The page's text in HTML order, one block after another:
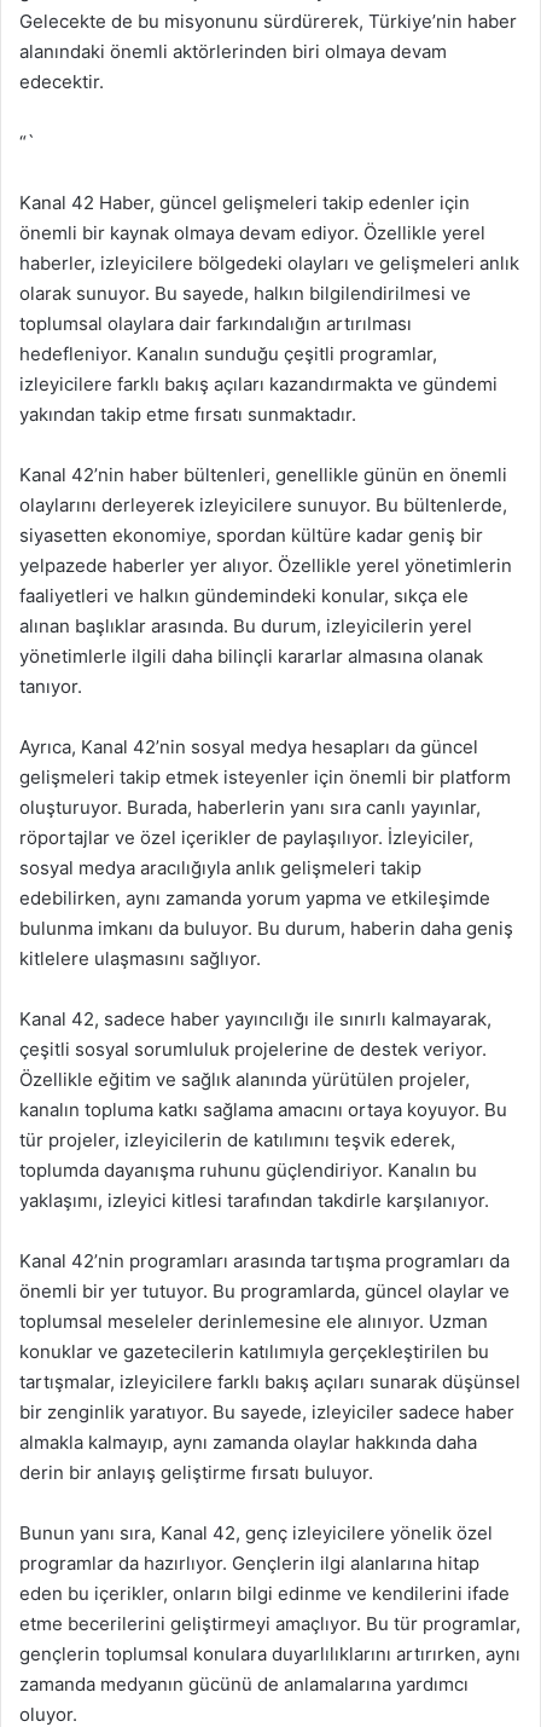
Gelecekte de bu misyonunu sürdürerek, Türkiye’nin haber
alanındaki önemli aktörlerinden biri olmaya devam
edecektir.
“`
Kanal 42 Haber, güncel gelişmeleri takip edenler için
önemli bir kaynak olmaya devam ediyor. Özellikle yerel
haberler, izleyicilere bölgedeki olayları ve gelişmeleri anlık
olarak sunuyor. Bu sayede, halkın bilgilendirilmesi ve
toplumsal olaylara dair farkındalığın artırılması
hedefleniyor. Kanalın sunduğu çeşitli programlar,
izleyicilere farklı bakış açıları kazandırmakta ve gündemi
yakından takip etme fırsatı sunmaktadır.
Kanal 42’nin haber bültenleri, genellikle günün en önemli
olaylarını derleyerek izleyicilere sunuyor. Bu bültenlerde,
siyasetten ekonomiye, spordan kültüre kadar geniş bir
yelpazede haberler yer alıyor. Özellikle yerel yönetimlerin
faaliyetleri ve halkın gündemindeki konular, sıkça ele
alınan başlıklar arasında. Bu durum, izleyicilerin yerel
yönetimlerle ilgili daha bilinçli kararlar almasına olanak
tanıyor.
Ayrıca, Kanal 42’nin sosyal medya hesapları da güncel
gelişmeleri takip etmek isteyenler için önemli bir platform
oluşturuyor. Burada, haberlerin yanı sıra canlı yayınlar,
röportajlar ve özel içerikler de paylaşılıyor. İzleyiciler,
sosyal medya aracılığıyla anlık gelişmeleri takip
edebilirken, aynı zamanda yorum yapma ve etkileşimde
bulunma imkanı da buluyor. Bu durum, haberin daha geniş
kitlelere ulaşmasını sağlıyor.
Kanal 42, sadece haber yayıncılığı ile sınırlı kalmayarak,
çeşitli sosyal sorumluluk projelerine de destek veriyor.
Özellikle eğitim ve sağlık alanında yürütülen projeler,
kanalın topluma katkı sağlama amacını ortaya koyuyor. Bu
tür projeler, izleyicilerin de katılımını teşvik ederek,
toplumda dayanışma ruhunu güçlendiriyor. Kanalın bu
yaklaşımı, izleyici kitlesi tarafından takdirle karşılanıyor.
Kanal 42’nin programları arasında tartışma programları da
önemli bir yer tutuyor. Bu programlarda, güncel olaylar ve
toplumsal meseleler derinlemesine ele alınıyor. Uzman
konuklar ve gazetecilerin katılımıyla gerçekleştirilen bu
tartışmalar, izleyicilere farklı bakış açıları sunarak düşünsel
bir zenginlik yaratıyor. Bu sayede, izleyiciler sadece haber
almakla kalmayıp, aynı zamanda olaylar hakkında daha
derin bir anlayış geliştirme fırsatı buluyor.
Bunun yanı sıra, Kanal 42, genç izleyicilere yönelik özel
programlar da hazırlıyor. Gençlerin ilgi alanlarına hitap
eden bu içerikler, onların bilgi edinme ve kendilerini ifade
etme becerilerini geliştirmeyi amaçlıyor. Bu tür programlar,
gençlerin toplumsal konulara duyarlılıklarını artırırken, aynı
zamanda medyanın gücünü de anlamalarına yardımcı
oluyor.